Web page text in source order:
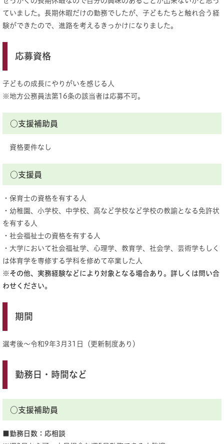
ていました。長期休暇だけの勤務でしたが、子どもたちと触れ合う経
験ができたので、進路を考えるきっかけになりました。
応募資格
子どもの成長にやりがいを感じる人
※地方公務員法第16条の該当者は応募不可。
○支援補助員
資格要件なし
○支援員
・保育士の資格を有する人
・幼稚園、小学校、中学校、高など学校など学校の教諭となる免許状
を有する人
・社会福祉士の資格を有する人
・大学において社会福祉学、心理学、教育学、社会学、芸術学もしく
は体育学を専修する学科を修めて卒業した人
※その他、実務経験などにより対象となる場合あり。詳しくは問い合
わせください。
期間
選考後～令和9年3月31日（更新制度あり）
勤務日・時間など
​○支援補助員
■勤務日数：応相談